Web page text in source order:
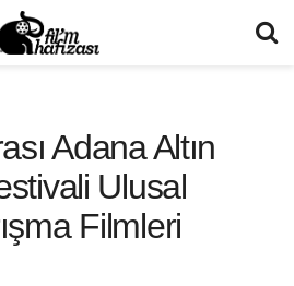
Adana Altın
Ulusal
Filmleri